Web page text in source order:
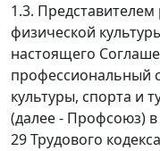
1.3.
физической
настоящего
профессиональный
культуры, спорта и
(далее - Профсоюз)
29 Трудового